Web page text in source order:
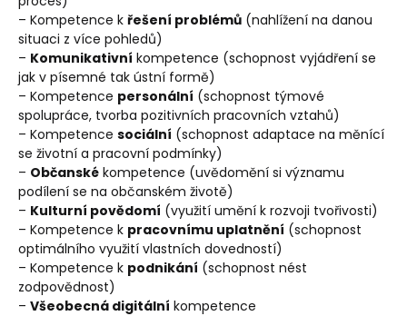
– Kompetence k řešení problémů (nahlížení na danou
situaci z více pohledů)
– Komunikativní kompetence (schopnost vyjádření se
jak v písemné tak ústní formě)
– Kompetence personální (schopnost týmové
spolupráce, tvorba pozitivních pracovních vztahů)
– Kompetence sociální (schopnost adaptace na měnící
se životní a pracovní podmínky)
– Občanské kompetence (uvědomění si významu
podílení se na občanském životě)
– Kulturní povědomí (využití umění k rozvoji tvořivosti)
– Kompetence k pracovnímu uplatnění (schopnost
optimálního využití vlastních dovedností)
– Kompetence k podnikání (schopnost nést
zodpovědnost)
– Všeobecná digitální kompetence